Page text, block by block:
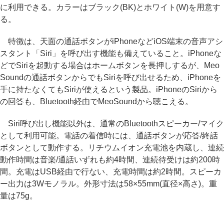
に利用できる。カラーはブラック(BK)とホワイト(W)を用意す
る。
特徴は、天面の通話ボタンがiPhoneなどiOS端末の音声アシ
スタント「Siri」を呼び出す機能も備えていること。iPhoneな
どでSiriを起動する場合はホームボタンを長押しするが、Meo
Soundの通話ボタンからでもSiriを呼び出せるため、iPhoneを
手に持たなくてもSiriが使えるという製品。iPhoneのSiriから
の回答も、Bluetooth経由でMeoSoundから聴こえる。
Siri呼び出し機能以外は、通常のBluetoothスピーカー/マイク
として利用可能。電話の着信時には、通話ボタンが応答/終話
ボタンとして動作する。リチウムイオン充電池を内蔵し、連続
動作時間は音楽/通話いずれも約4時間、連続待受けは約200時
間。充電はUSB経由で行ない、充電時間は約2時間。スピーカ
ー出力は3Wモノラル。外形寸法は58×55mm(直径×高さ)。重
量は75g。